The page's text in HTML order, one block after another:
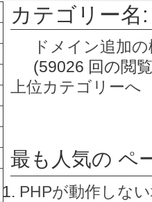
カテゴリー名
ドメイン追加
(59026 回の閲
上位カテゴリーへ
最も人気の ペ
PHPが動作しな